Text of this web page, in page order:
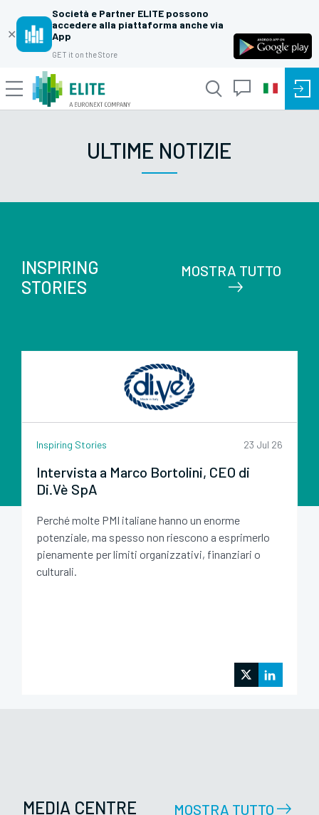
✕
Società e Partner ELITE possono
accedere alla piattaforma anche via
App
GET it on the Store
ULTIME NOTIZIE
INSPIRING
STORIES
MOSTRA TUTTO
Inspiring Stories 23 Jul 26
Intervista a Marco Bortolini, CEO di
Di.Vè SpA
Perché molte PMI italiane hanno un enorme
potenziale, ma spesso non riescono a esprimerlo
pienamente per limiti organizzativi, finanziari o
culturali.
MEDIA CENTRE MOSTRA TUTTO